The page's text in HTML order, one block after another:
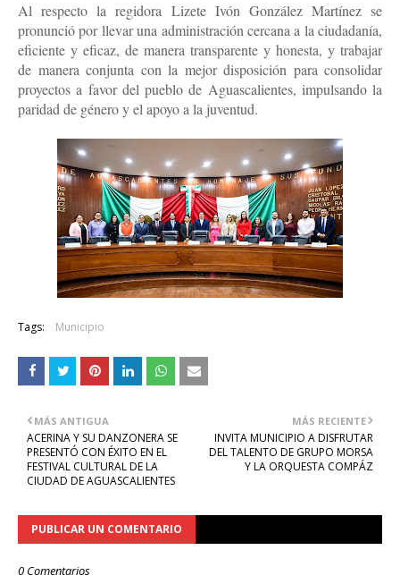
Al respecto la regidora Lizete Ivón González Martínez se
pronunció por llevar una administración cercana a la ciudadanía,
eficiente y eficaz, de manera transparente y honesta, y trabajar
de manera conjunta con la mejor disposición para consolidar
proyectos a favor del pueblo de Aguascalientes, impulsando la
paridad de género y el apoyo a la juventud.
Tags: Municipio
MÁS RECIENTE
INVITA MUNICIPIO A DISFRUTAR
DEL TALENTO DE GRUPO MORSA
Y LA ORQUESTA COMPÁZ
MÁS ANTIGUA
ACERINA Y SU DANZONERA SE
PRESENTÓ CON ÉXITO EN EL
FESTIVAL CULTURAL DE LA
CIUDAD DE AGUASCALIENTES
PUBLICAR UN COMENTARIO
0 Comentarios